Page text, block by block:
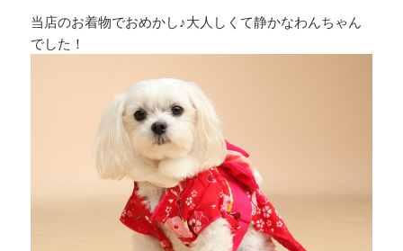
当店のお着物でおめかし♪大人しくて静かなわんちゃん
でした！